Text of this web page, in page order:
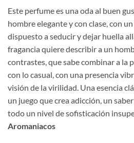
precios:
desde
€10,00
hasta
€17,00
Este perfume es una oda al buen
hombre elegante y con clase, con
dispuesto a seducir y dejar huella
fragancia quiere describir a un
contrastes, que sabe combinar a la
con lo casual, con una presencia
visión de la virilidad. Una esencia
un juego que crea adicción, un
todo un nivel de sofisticación
Aromaniacos